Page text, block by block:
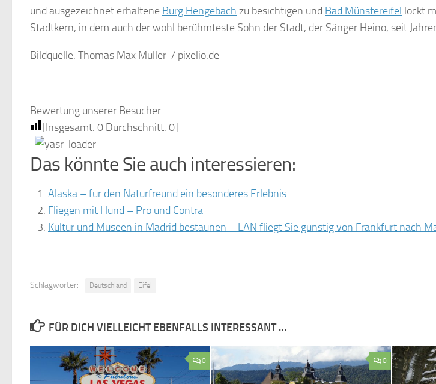
und ausgezeichnet erhaltene Burg Hengebach zu besichtigen und Bad Münstereifel lockt
Stadtkern, in dem auch der wohl berühmteste Sohn der Stadt, der Sänger Heino, seit
Bildquelle: Thomas Max Müller / pixelio.de
Bewertung unserer Besucher
[Insgesamt: 0 Durchschnitt: 0]
Das könnte Sie auch interessieren:
Alaska – für den Naturfreund ein besonderes Erlebnis
Fliegen mit Hund – Pro und Contra
Kultur und Museen in Madrid bestaunen – LAN fliegt Sie günstig von Frankfurt nach
Schlagwörter: Deutschland Eifel
FÜR DICH VIELLEICHT EBENFALLS INTERESSANT …
0 0